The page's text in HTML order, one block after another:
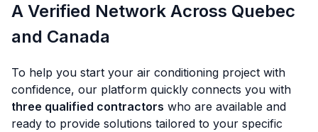
A Verified Network Across Quebec
and Canada
To help you start your air conditioning project with
confidence, our platform quickly connects you with
three qualified contractors who are available and
ready to provide solutions tailored to your specific